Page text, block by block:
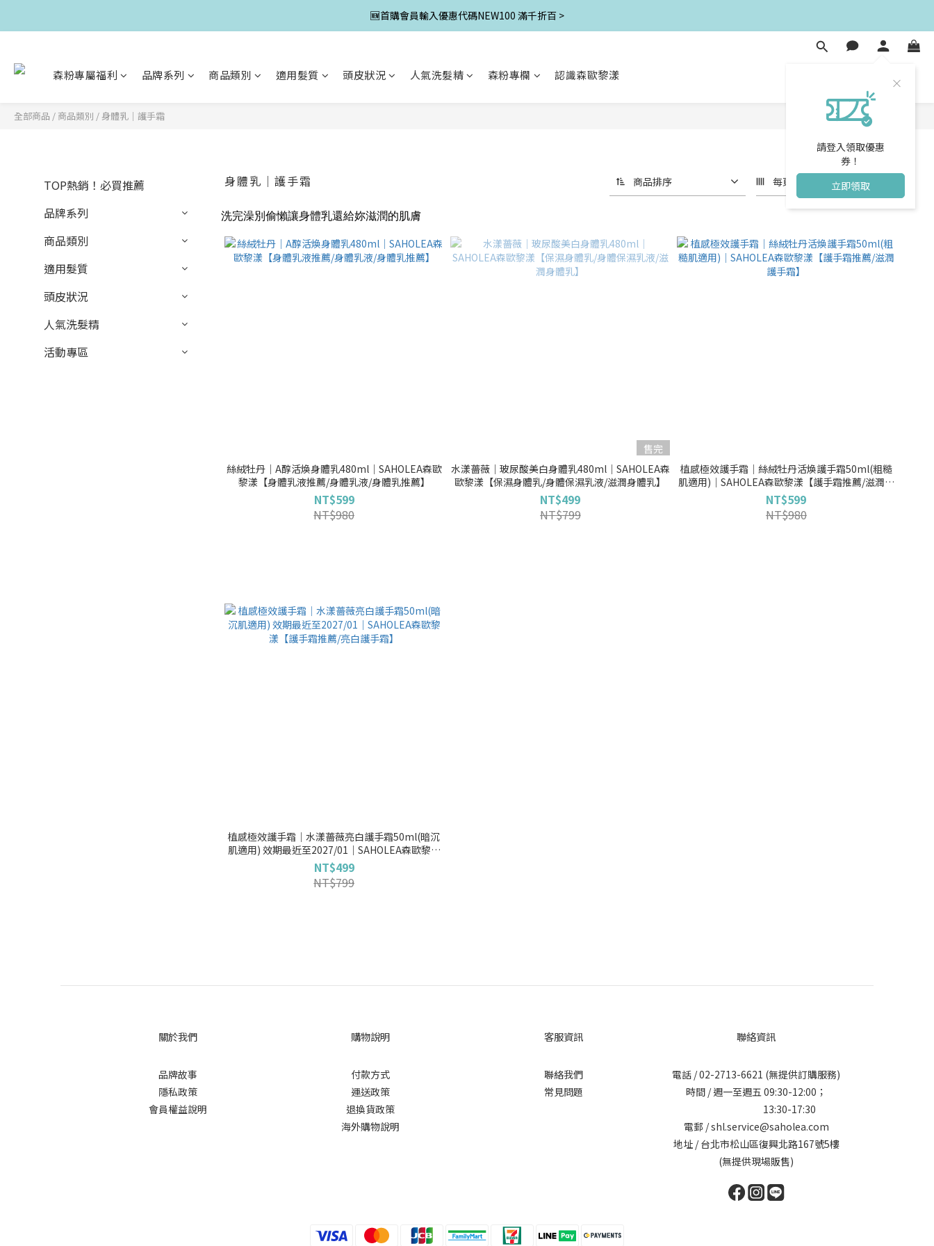
🆕首購會員輸入優惠代碼NEW100 滿千折百 >
請登入領取優惠
券！
立即領取
森粉專屬福利 品牌系列 商品類別 適用髮質 頭皮狀況 人氣洗髮精 森粉專欄 認識森歐黎漾
全部商品 / 商品類別 / 身體乳｜護手霜
TOP熱銷！必買推薦
品牌系列
商品類別
適用髮質
頭皮狀況
人氣洗髮精
活動專區
身體乳｜護手霜 商品排序 每頁顯示 24 個
洗完澡別偷懶讓身體乳還給妳滋潤的肌膚
絲絨牡丹│A醇活煥身體乳480ml│SAHOLEA森歐
黎漾【身體乳液推薦/身體乳液/身體乳推薦】
NT$599
NT$980
售完
水漾薔薇│玻尿酸美白身體乳480ml｜SAHOLEA森
歐黎漾【保濕身體乳/身體保濕乳液/滋潤身體乳】
NT$499
NT$799
植感極效護手霜│絲絨牡丹活煥護手霜50ml(粗糙
肌適用)│SAHOLEA森歐黎漾【護手霜推薦/滋潤護
手霜】
NT$599
NT$980
植感極效護手霜│水漾薔薇亮白護手霜50ml(暗沉
肌適用) 效期最近至2027/01｜SAHOLEA森歐黎漾
【護手霜推薦/亮白護手霜】
NT$499
NT$799
關於我們
品牌故事
隱私政策
會員權益說明
購物說明
付款方式
運送政策
退換貨政策
海外購物說明
客服資訊
聯絡我們
常見問題
聯絡資訊
電話 /02-2713-6621 (無提供訂購服務)
時間 / 週一至週五 09:30-12:00；
13:30-17:30
電郵 / shl.service@saholea.com
地址 / 台北市松山區復興北路167號5樓
(無提供現場販售)